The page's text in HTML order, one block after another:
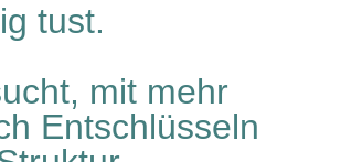
tust.
mit mehr
Entschlüsseln